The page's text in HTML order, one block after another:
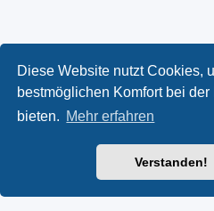
Diese Website nutzt Cookies,
bestmöglichen Komfort bei der
bieten. Mehr erfahren
Verstanden!